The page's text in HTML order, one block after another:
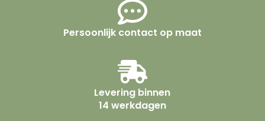
Persoonlijk contact op maat
Levering binnen
14 werkdagen